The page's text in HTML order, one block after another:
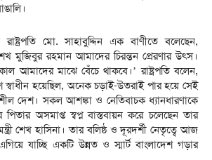
রাষ্ট্রপতি মো. সাহাবুদ্দিন এক বাণীতে বলেছেন,
মুজিবুর রহমান আমাদের চিরন্তন প্রেরণার উৎস।
আমাদের মাঝে বেঁচে থাকবে।’ রাষ্ট্রপতি বলেন,
স্বাধীন হয়েছিল, অনেক চড়াই-উতরাই পার হয়ে সেই
দেশ। সকল আশঙ্কা ও নেতিবাচক ধ্যানধারণাকে
অসমাপ্ত স্বপ্ন বাস্তবায়ন করে চলেছেন তার
শেখ হাসিনা। তার বলিষ্ঠ ও দূরদর্শী নেতৃত্বে আজ
যাচ্ছি একটি উন্নত ও স্মার্ট বাংলাদেশ গড়ার